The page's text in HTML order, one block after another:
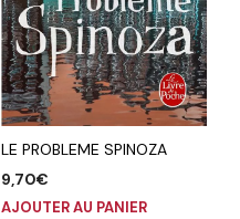
LE PROBLEME SPINOZA
9,70€
AJOUTER AU PANIER